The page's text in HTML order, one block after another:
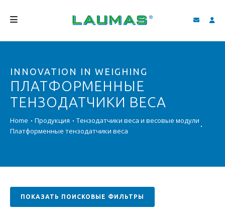
ПРОДУКЦИЯ
УСЛУГИ
ВИДЕО ГАЛЕРЕЯ
ПОИСК
INNOVATION IN WEIGHING
ПЛАТФОРМЕННЫЕ
ТЕНЗОДАТЧИКИ ВЕСА
Home Продукция
Тензодатчики веса и весовые модули
Платформенные тензодатчики веса
ПОКАЗАТЬ ПОИСКОВЫЕ ФИЛЬТРЫ